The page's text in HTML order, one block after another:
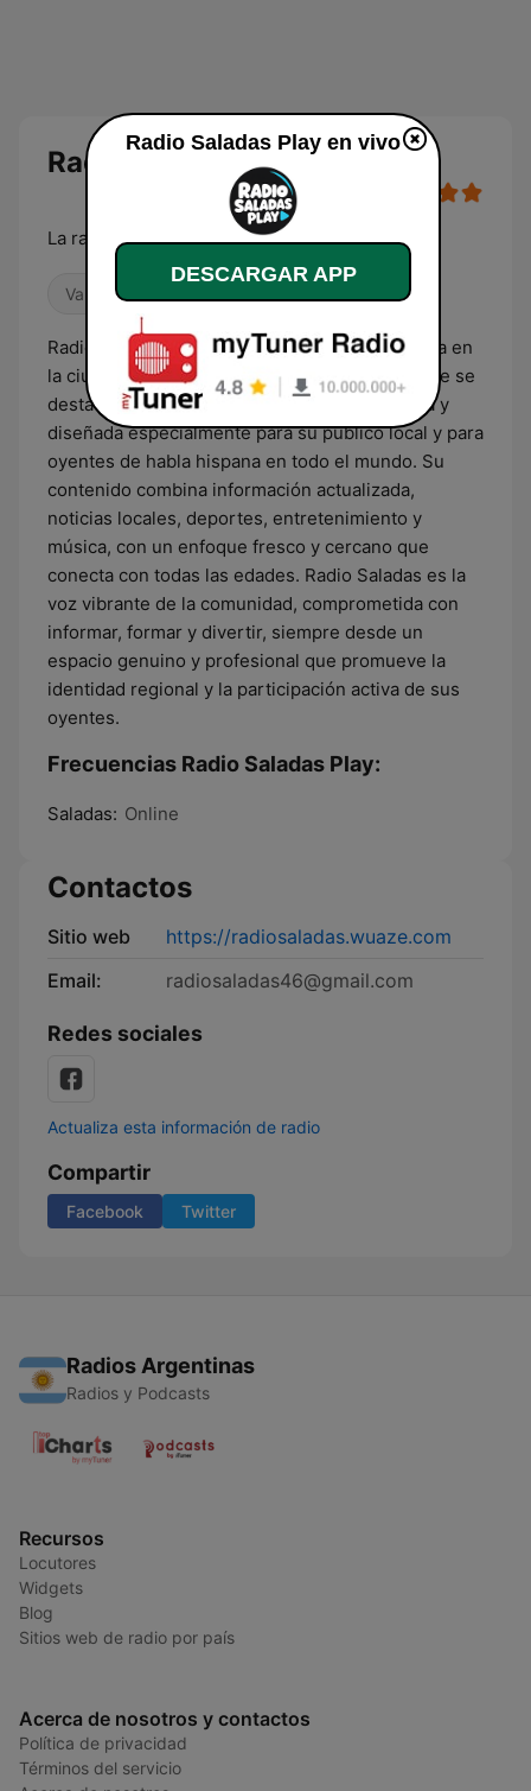
Radio Saladas Play en vivo
La radio de tu ciudad
Variado
Radio Saladas es una emisora dinámica ubicada en
la ciudad de Saladas, Corrientes, Argentina, que se
destaca por ofrecer una programación diversa y
diseñada especialmente para su público local y para
oyentes de habla hispana en todo el mundo. Su
contenido combina información actualizada,
noticias locales, deportes, entretenimiento y
música, con un enfoque fresco y cercano que
conecta con todas las edades. Radio Saladas es la
voz vibrante de la comunidad, comprometida con
informar, formar y divertir, siempre desde un
espacio genuino y profesional que promueve la
identidad regional y la participación activa de sus
oyentes.
Frecuencias Radio Saladas Play:
Saladas: Online
Contactos
Sitio web
https://radiosaladas.wuaze.com
Email:
radiosaladas46@gmail.com
Redes sociales
Actualiza esta información de radio
Compartir
Facebook Twitter
Radios Argentinas
Radios y Podcasts
Recursos
Locutores
Widgets
Blog
Sitios web de radio por país
Acerca de nosotros y contactos
Política de privacidad
Términos del servicio
Radio Saladas Play en vivo
DESCARGAR APP